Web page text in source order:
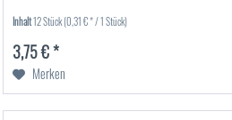
Inhalt12 Stück(0,31 € * / 1 Stück)
3,75 € *
Merken